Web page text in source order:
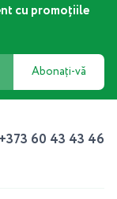
cu promoțiile
Abonați-vă
+373 60 43 43 46